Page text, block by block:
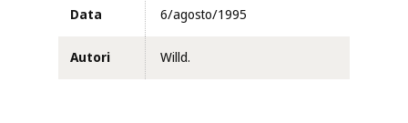
Data 6/agosto/1995
Autori Willd.